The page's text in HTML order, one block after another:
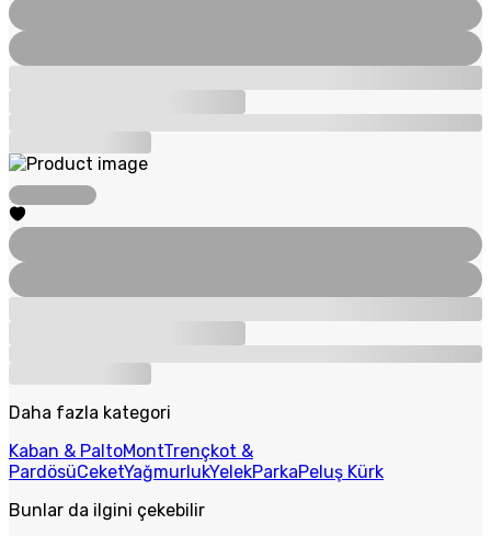
Daha fazla kategori
Kaban & PaltoMontTrençkot &
PardösüCeketYağmurlukYelekParkaPeluş Kürk
Bunlar da ilgini çekebilir